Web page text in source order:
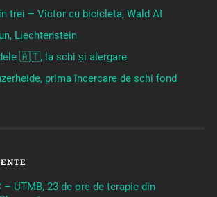
trei – Victor cu bicicleta, Wald AI
Liechtenstein
🇦🇹, la schi și alergare
prima încercare de schi fond
– UTMB, 23 de ore de terapie din